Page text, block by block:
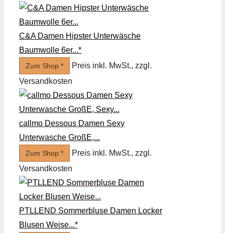
C&A Damen Hipster Unterwäsche
Baumwolle 6er...*
Zum Shop *
Preis inkl. MwSt., zzgl.
Versandkosten
callmo Dessous Damen Sexy
Unterwasche GroßE,...
Zum Shop *
Preis inkl. MwSt., zzgl.
Versandkosten
PTLLEND Sommerbluse Damen Locker
Blusen Weise...*